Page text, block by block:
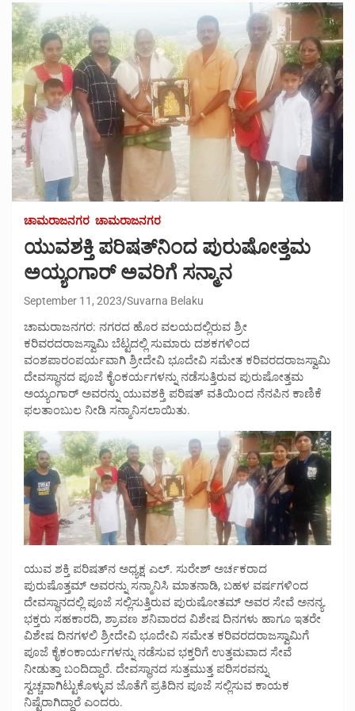
ಚಾಮರಾಜನಗರ ಚಾಮರಾಜನಗರ
ಯುವಶಕ್ತಿ ಪರಿಷತ್‌ನಿಂದ ಪುರುಷೋತ್ತಮ
ಅಯ್ಯಂಗಾರ್ ಅವರಿಗೆ ಸನ್ಮಾನ
September 11, 2023 Suvarna Belaku
ಚಾಮರಾಜನಗರ: ನಗರದ ಹೊರ ವಲಯದಲ್ಲಿರುವ ಶ್ರೀ
ಕರಿವರದರಾಜಸ್ವಾಮಿ ಬೆಟ್ಟದಲ್ಲಿ ಸುಮಾರು ದಶಕಗಳಿಂದ
ವಂಶಪಾರಂಪರ್ಯವಾಗಿ ಶ್ರೀದೇವಿ ಭೂದೇವಿ ಸಮೇತ ಕರಿವರದರಾಜಸ್ವಾಮಿ
ದೇವಸ್ಥಾನದ ಪೂಜೆ ಕೈಂಕರ್ಯಗಳನ್ನು ನಡೆಸುತ್ತಿರುವ ಪುರುಷೋತ್ತಮ
ಅಯ್ಯಂಗಾರ್ ಅವರನ್ನು ಯುವಶಕ್ತಿ ಪರಿಷತ್ ವತಿಯಿಂದ ನೆನಪಿನ ಕಾಣಿಕೆ
ಫಲತಾಂಬುಲ ನೀಡಿ ಸನ್ಮಾನಿಸಲಾಯಿತು.
ಯುವ ಶಕ್ತಿ ಪರಿಷತ್‌ನ ಅಧ್ಯಕ್ಷ ಎಲ್. ಸುರೇಶ್ ಅರ್ಚಕರಾದ
ಪುರುಷೊತ್ತಮ್ ಅವರನ್ನು ಸನ್ಮಾನಿಸಿ ಮಾತನಾಡಿ, ಬಹಳ ವರ್ಷಗಳಿಂದ
ದೇವಸ್ಥಾನದಲ್ಲಿ ಪೂಜೆ ಸಲ್ಲಿಸುತ್ತಿರುವ ಪುರುಷೋತಮ್ ಅವರ ಸೇವೆ ಅನನ್ಯ.
ಭಕ್ತರು ಸಹಕಾರದಿ, ಶ್ರಾವಣ ಶನಿವಾರದ ವಿಶೇಷ ದಿನಗಳು ಹಾಗೂ ಇತರೇ
ವಿಶೇಷ ದಿನಗಳಲಿ ಶ್ರೀದೇವಿ ಭೂದೇವಿ ಸಮೇತ ಕರಿವರದರಾಜಸ್ವಾಮಿಗೆ
ಪೂಜೆ ಕೈಕಂಕಾರ್ಯಗಳನ್ನು ನಡೆಸುವ ಭಕ್ತರಿಗೆ ಉತ್ತಮವಾದ ಸೇವೆ
ನೀಡುತ್ತಾ ಬಂದಿದ್ದಾರೆ. ದೇವಸ್ಥಾನದ ಸುತ್ತಮುತ್ತ ಪರಿಸರವನ್ನು
ಸ್ವಚ್ಚವಾಗಿಟ್ಟುಕೊಳ್ಳುವ ಜೊತೆಗೆ ಪ್ರತಿದಿನ ಪೂಜೆ ಸಲ್ಲಿಸುವ ಕಾಯಕ
ನಿಷ್ಟೆರಾಗಿದ್ದಾರೆ ಎಂದರು.